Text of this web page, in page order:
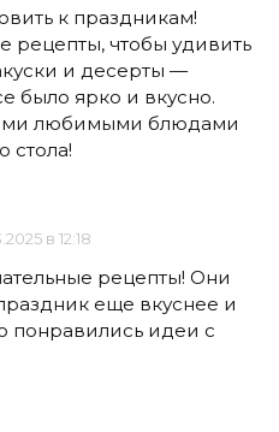
к праздникам!
рецепты, чтобы удивить
и десерты —
было ярко и вкусно.
любимыми блюдами
стола!
в 12:18
рецепты! Они
еще вкуснее и
понравились идеи с